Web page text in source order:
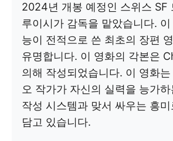
2024년 개봉 예정인 스위스 SF
루이시가 감독을 맡았습니다.
능이 전적으로 쓴 최초의 장편
유명합니다. 이 영화의 각본은
의해 작성되었습니다. 이 영화
오 작가가 자신의 실력을 능가
작성 시스템과 맞서 싸우는 흥
담고 있습니다.